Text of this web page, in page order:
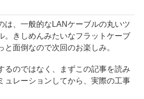
、一般的なLANケーブルの丸いツ
。きしめんみたいなフラットケーブ
と面倒なので次回のお楽しみ。
のではなく、まずこの記事を読み
ュレーションしてから、実際の工事